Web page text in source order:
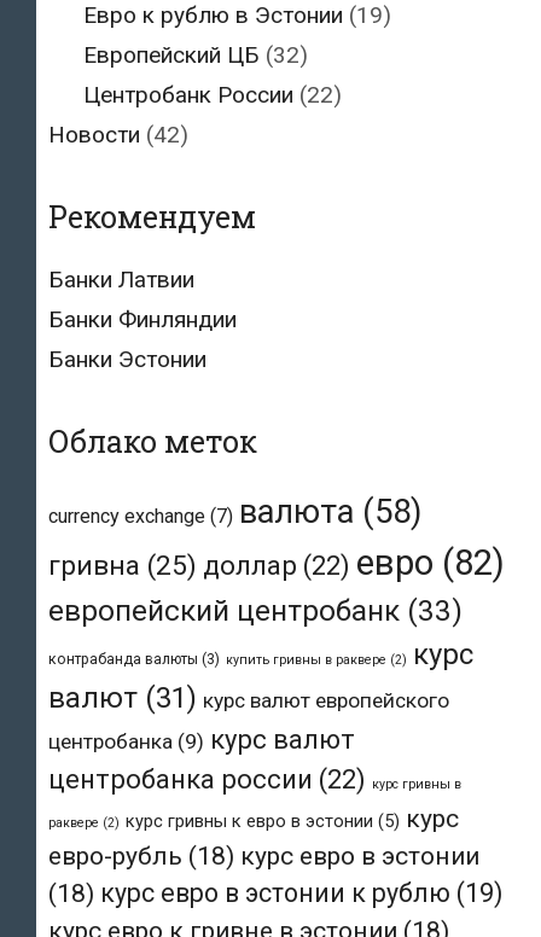
Евро к рублю в Эстонии (19)
Европейский ЦБ (32)
Центробанк России (22)
Новости (42)
Рекомендуем
Банки Латвии
Банки Финляндии
Банки Эстонии
Облако меток
currency exchange (7) валюта (58)
гривна (25) доллар (22) евро (82)
европейский центробанк (33)
контрабанда валюты (3) купить гривны в раквере (2)
курс
валют (31) курс валют европейского
центробанка (9) курс валют
центробанка россии (22) курс гривны в
раквере (2) курс гривны к евро в эстонии (5) курс
евро-рубль (18) курс евро в эстонии
(18) курс евро в эстонии к рублю (19)
курс евро к гривне в эстонии (18)